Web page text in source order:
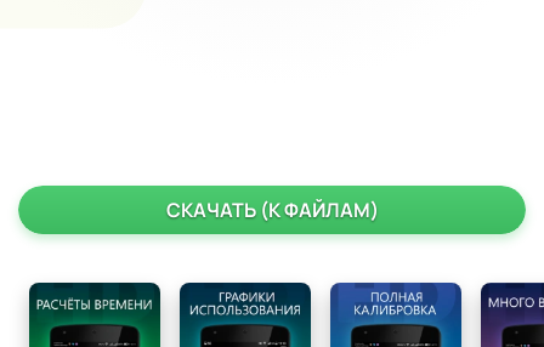
СКАЧАТЬ (К ФАЙЛАМ)